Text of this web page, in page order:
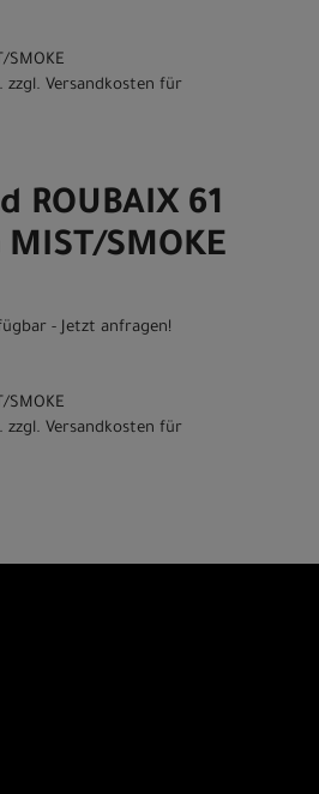
SMOKE
zzgl. Versandkosten für
ROUBAIX 61
MIST/SMOKE
- Jetzt anfragen!
SMOKE
zzgl. Versandkosten für